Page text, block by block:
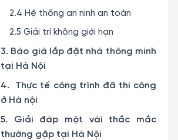
2.4 Hệ thống an ninh an toàn
2.5 Giải trí không giới hạn
3. Báo giá lắp đặt nhà thông minh
tại Hà Nội
4. Thực tế công trình đã thi công
ở Hà nội
5. Giải đáp một vài thắc mắc
thường gặp tại Hà Nội